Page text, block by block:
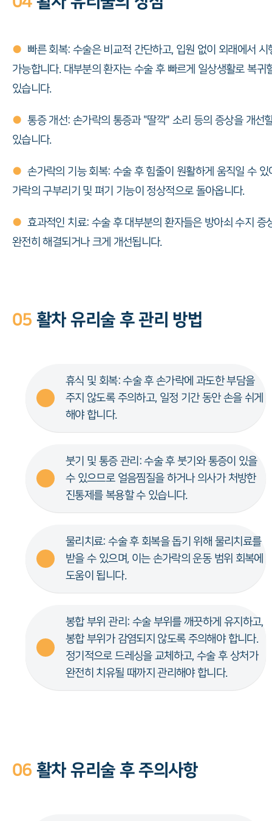
● 빠른 회복: 수술은 비교적 간단하고, 입원 없이 외래에서 시
가능합니다. 대부분의 환자는 수술 후 빠르게 일상생활로 복귀
있습니다.
● 통증 개선: 손가락의 통증과 "딸깍" 소리 등의 증상을 개선
있습니다.
● 손가락의 기능 회복: 수술 후 힘줄이 원활하게 움직일 수 있
가락의 구부리기 및 펴기 기능이 정상적으로 돌아옵니다.
● 효과적인 치료: 수술 후 대부분의 환자들은 방아쇠 수지 증
완전히 해결되거나 크게 개선됩니다.
05 활차 유리술 후 관리 방법
휴식 및 회복: 수술 후 손가락에 과도한 부담을
주지 않도록 주의하고, 일정 기간 동안 손을 쉬게
해야 합니다.
붓기 및 통증 관리: 수술 후 붓기와 통증이 있을
수 있으므로 얼음찜질을 하거나 의사가 처방한
진통제를 복용할 수 있습니다.
물리치료: 수술 후 회복을 돕기 위해 물리치료를
받을 수 있으며, 이는 손가락의 운동 범위 회복에
도움이 됩니다.
봉합 부위 관리: 수술 부위를 깨끗하게 유지하고,
봉합 부위가 감염되지 않도록 주의해야 합니다.
정기적으로 드레싱을 교체하고, 수술 후 상처가
완전히 치유될 때까지 관리해야 합니다.
06 활차 유리술 후 주의사항